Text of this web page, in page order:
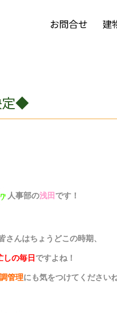
お問合せ 建
定◆
人事部の浅田 です！
さんはちょうどこの時期、
しの毎日 ですよね！
管理にも気をつけてください